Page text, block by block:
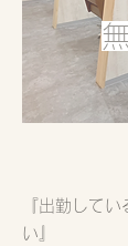
『出勤して
い』